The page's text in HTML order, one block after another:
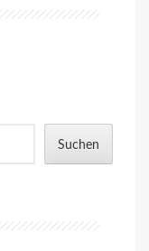
Suchen